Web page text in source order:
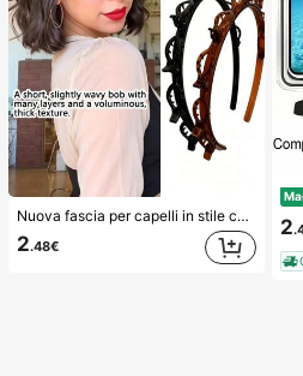
Nuova fascia per capelli in stile coreano con trama traforata, elastico per capelli, fermaglio per frangia, accessori per capelli, accessori per capelli da donna, strumento per acconciatura, prodotto di bellezza, accessori per capelli ricci da donna, ricci senza calore, accessori per capelli, fermaglio per capelli, estetico
2.48€
2